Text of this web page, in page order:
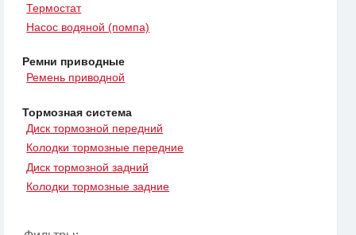
Термостат
Насос водяной (помпа)
Ремни приводные
Ремень приводной
Тормозная система
Диск тормозной передний
Колодки тормозные передние
Диск тормозной задний
Колодки тормозные задние